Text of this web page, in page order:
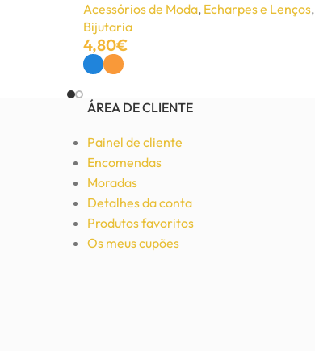
Acessórios de Moda, Echarpes e Lenços,
Bijutaria
4,80€
ÁREA DE CLIENTE
Painel de cliente
Encomendas
Moradas
Detalhes da conta
Produtos favoritos
Os meus cupões